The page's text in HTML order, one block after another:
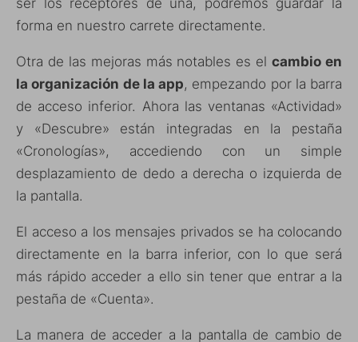
ser los receptores de una, podremos guardar la
forma en nuestro carrete directamente.
Otra de las mejoras más notables es elcambio en
la organización de la app, empezando por la barra
de acceso inferior. Ahora las ventanas «Actividad»
y «Descubre» están integradas en la pestaña
«Cronologías», accediendo con un simple
desplazamiento de dedo a derecha o izquierda de
la pantalla.
El acceso a los mensajes privados se ha colocando
directamente en la barra inferior, con lo que será
más rápido acceder a ello sin tener que entrar a la
pestaña de «Cuenta».
La manera de acceder a la pantalla de cambio de